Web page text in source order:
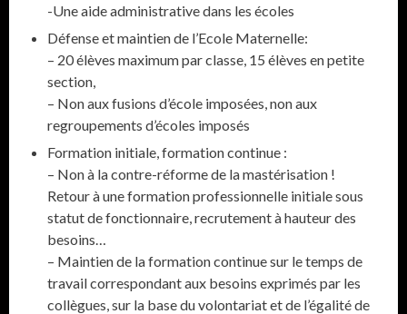
-Une aide administrative dans les écoles
Défense et maintien de l’Ecole Maternelle:
– 20 élèves maximum par classe, 15 élèves en petite
section,
– Non aux fusions d’école imposées, non aux
regroupements d’écoles imposés
Formation initiale, formation continue :
– Non à la contre-réforme de la mastérisation !
Retour à une formation professionnelle initiale sous
statut de fonctionnaire, recrutement à hauteur des
besoins…
– Maintien de la formation continue sur le temps de
travail correspondant aux besoins exprimés par les
collègues, sur la base du volontariat et de l’égalité de